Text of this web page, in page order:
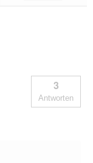
3
Antworten